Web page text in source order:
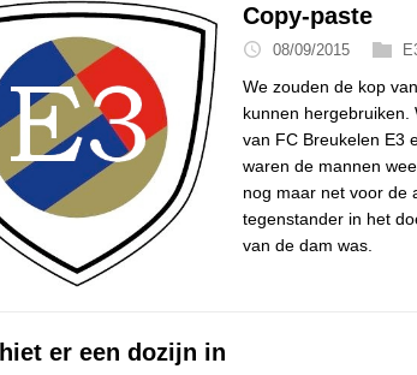
Copy-paste
08/09/2015
We zouden de kop
kunnen hergebruiken.
van FC Breukelen E3
waren de mannen
nog maar net voor de
tegenstander in het
van de dam was.
er een dozijn in